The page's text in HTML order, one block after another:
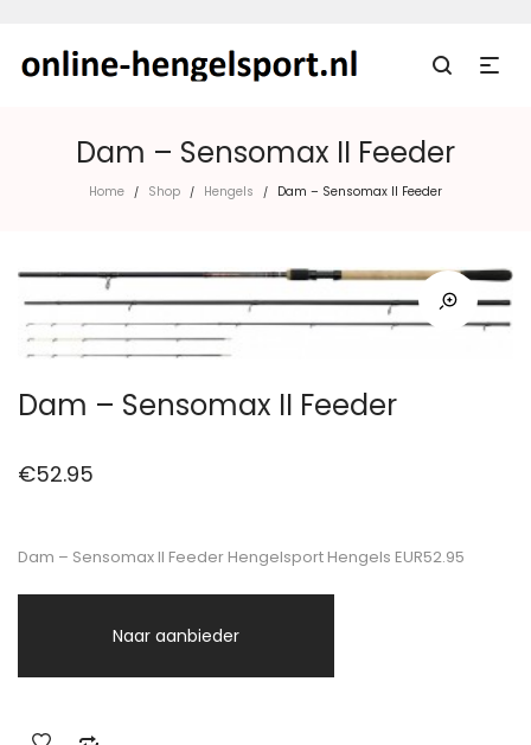
Dam – Sensomax II Feeder
Home / Shop / Hengels / Dam – Sensomax II Feeder
Dam – Sensomax II Feeder
€52.95
Dam – Sensomax II Feeder Hengelsport Hengels EUR52.95
Naar aanbieder